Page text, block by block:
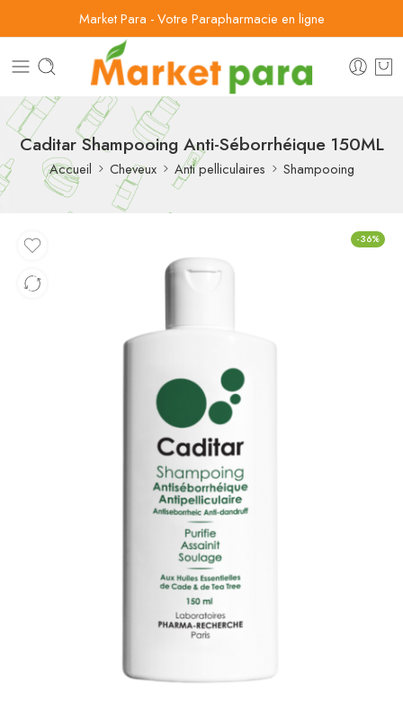
Market Para - Votre Parapharmacie en ligne
Caditar Shampooing Anti-Séborrhéique 150ML
Accueil Cheveux Anti pelliculaires Shampooing
-36%